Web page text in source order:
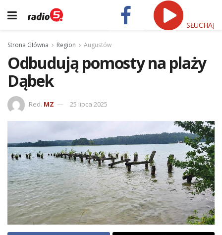
SŁUCHAJ
Strona Główna Region Augustów
Odbudują pomosty na plaży
Dąbek
Red. MZ 25 lipca 2025